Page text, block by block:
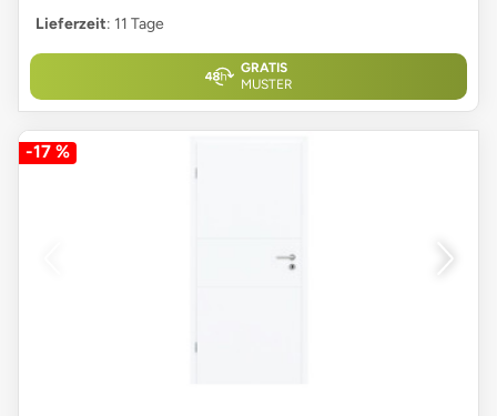
Lieferzeit: 11 Tage
GRATIS
MUSTER
-17 %